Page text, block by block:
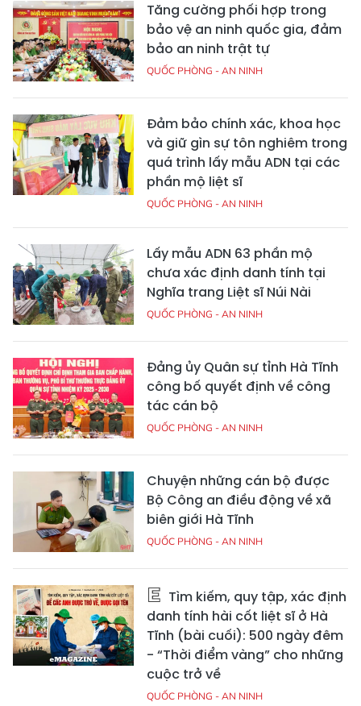
Tăng cường phối hợp trong
bảo vệ an ninh quốc gia, đảm
bảo an ninh trật tự
QUỐC PHÒNG - AN NINH
Đảm bảo chính xác, khoa học
và giữ gìn sự tôn nghiêm trong
quá trình lấy mẫu ADN tại các
phần mộ liệt sĩ
QUỐC PHÒNG - AN NINH
Lấy mẫu ADN 63 phần mộ
chưa xác định danh tính tại
Nghĩa trang Liệt sĩ Núi Nài
QUỐC PHÒNG - AN NINH
Đảng ủy Quân sự tỉnh Hà Tĩnh
công bố quyết định về công
tác cán bộ
QUỐC PHÒNG - AN NINH
Chuyện những cán bộ được
Bộ Công an điều động về xã
biên giới Hà Tĩnh
QUỐC PHÒNG - AN NINH
Tìm kiếm, quy tập, xác định
danh tính hài cốt liệt sĩ ở Hà
Tĩnh (bài cuối): 500 ngày đêm
- “Thời điểm vàng” cho những
cuộc trở về
QUỐC PHÒNG - AN NINH